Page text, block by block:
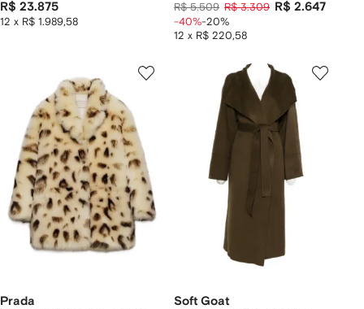
R$ 23.875
12 x R$ 1.989,58
R$ 5.509 R$ 3.309 R$ 2.647
12 x R$ 220,58
-40%-20%
Prada Soft Goat